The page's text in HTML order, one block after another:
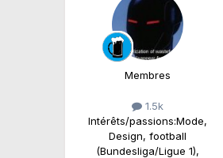
Membres
1.5k
Intérêts/passions:Mode,
Design, football
(Bundesliga/Ligue 1),